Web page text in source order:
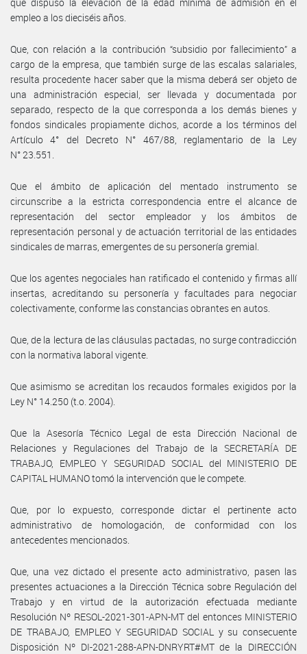
empleo a los dieciséis años.
Que, con relación a la contribución “subsidio por fallecimiento” a
cargo de la empresa, que también surge de las escalas salariales,
resulta procedente hacer saber que la misma deberá ser objeto de
una administración especial, ser llevada y documentada por
separado, respecto de la que corresponda a los demás bienes y
fondos sindicales propiamente dichos, acorde a los términos del
Artículo 4° del Decreto N° 467/88, reglamentario de la Ley
N° 23.551.
Que el ámbito de aplicación del mentado instrumento se
circunscribe a la estricta correspondencia entre el alcance de
representación del sector empleador y los ámbitos de
representación personal y de actuación territorial de las entidades
sindicales de marras, emergentes de su personería gremial.
Que los agentes negociales han ratificado el contenido y firmas allí
insertas, acreditando su personería y facultades para negociar
colectivamente, conforme las constancias obrantes en autos.
Que, de la lectura de las cláusulas pactadas, no surge contradicción
con la normativa laboral vigente.
Que asimismo se acreditan los recaudos formales exigidos por la
Ley N° 14.250 (t.o. 2004).
Que la Asesoría Técnico Legal de esta Dirección Nacional de
Relaciones y Regulaciones del Trabajo de la SECRETARÍA DE
TRABAJO, EMPLEO Y SEGURIDAD SOCIAL del MINISTERIO DE
CAPITAL HUMANO tomó la intervención que le compete.
Que, por lo expuesto, corresponde dictar el pertinente acto
administrativo de homologación, de conformidad con los
antecedentes mencionados.
Que, una vez dictado el presente acto administrativo, pasen las
presentes actuaciones a la Dirección Técnica sobre Regulación del
Trabajo y en virtud de la autorización efectuada mediante
Resolución Nº RESOL-2021-301-APN-MT del entonces MINISTERIO
DE TRABAJO, EMPLEO Y SEGURIDAD SOCIAL y su consecuente
Disposición Nº DI-2021-288-APN-DNRYRT#MT de la DIRECCIÓN